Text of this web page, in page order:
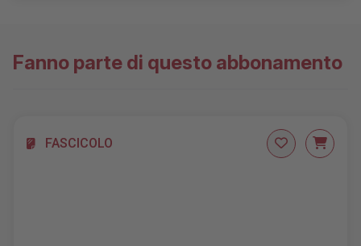
Fanno parte di questo abbonamento
FASCICOLO